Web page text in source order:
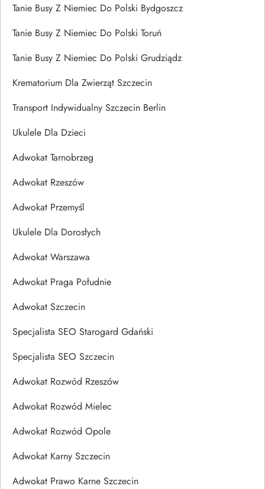
Tanie Busy Z Niemiec Do Polski Bydgoszcz
Tanie Busy Z Niemiec Do Polski Toruń
Tanie Busy Z Niemiec Do Polski Grudziądz
Krematorium Dla Zwierząt Szczecin
Transport Indywidualny Szczecin Berlin
Ukulele Dla Dzieci
Adwokat Tarnobrzeg
Adwokat Rzeszów
Adwokat Przemyśl
Ukulele Dla Dorosłych
Adwokat Warszawa
Adwokat Praga Południe
Adwokat Szczecin
Specjalista SEO Starogard Gdański
Specjalista SEO Szczecin
Adwokat Rozwód Rzeszów
Adwokat Rozwód Mielec
Adwokat Rozwód Opole
Adwokat Karny Szczecin
Adwokat Prawo Karne Szczecin